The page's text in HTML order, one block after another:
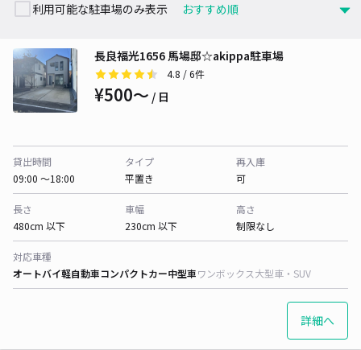
利用可能な駐車場のみ表示
長良福光1656 馬場邸☆akippa駐車場
4.8 / 6件
¥500〜 / 日
貸出時間
09:00 〜18:00
タイプ
平置き
再入庫
可
長さ
480cm 以下
車幅
230cm 以下
高さ
制限なし
対応車種
オートバイ軽自動車コンパクトカー中型車ワンボックス大型車・SUV
詳細へ